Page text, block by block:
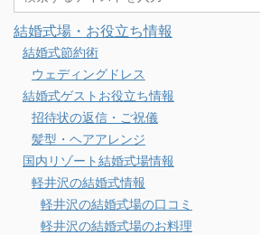
結婚式場・お役立ち情報
結婚式節約術
ウェディングドレス
結婚式ゲストお役立ち情報
招待状の返信・ご祝儀
髪型・ヘアアレンジ
国内リゾート結婚式場情報
軽井沢の結婚式情報
軽井沢の結婚式場の口コミ
軽井沢の結婚式場のお料理